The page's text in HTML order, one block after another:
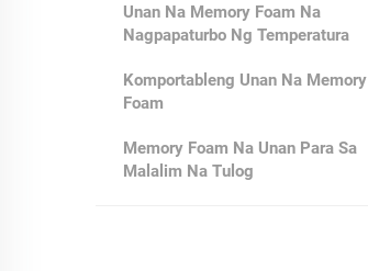
Unan Na Memory Foam Na
Nagpapaturbo Ng Temperatura
Komportableng Unan Na Memory
Foam
Memory Foam Na Unan Para Sa
Malalim Na Tulog